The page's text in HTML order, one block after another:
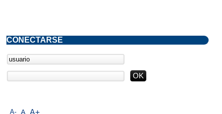
A- A A+
CONECTARSE